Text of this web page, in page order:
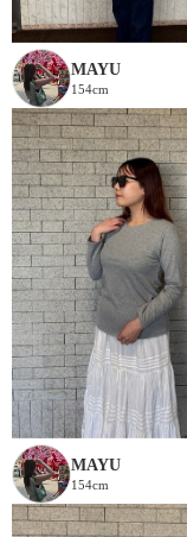
MAYU
154cm
MAYU
154cm